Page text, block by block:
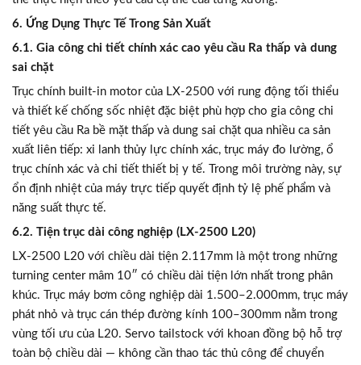
6. Ứng Dụng Thực Tế Trong Sản Xuất
6.1. Gia công chi tiết chính xác cao yêu cầu Ra thấp và dung
sai chặt
Trục chính built-in motor của LX-2500 với rung động tối thiểu
và thiết kế chống sốc nhiệt đặc biệt phù hợp cho gia công chi
tiết yêu cầu Ra bề mặt thấp và dung sai chặt qua nhiều ca sản
xuất liên tiếp: xi lanh thủy lực chính xác, trục máy đo lường, ổ
trục chính xác và chi tiết thiết bị y tế. Trong môi trường này, sự
ổn định nhiệt của máy trực tiếp quyết định tỷ lệ phế phẩm và
năng suất thực tế.
6.2. Tiện trục dài công nghiệp (LX-2500 L20)
LX-2500 L20 với chiều dài tiện 2.117mm là một trong những
turning center mâm 10″ có chiều dài tiện lớn nhất trong phân
khúc. Trục máy bơm công nghiệp dài 1.500–2.000mm, trục máy
phát nhỏ và trục cán thép đường kính 100–300mm nằm trong
vùng tối ưu của L20. Servo tailstock với khoan đồng bộ hỗ trợ
toàn bộ chiều dài — không cần thao tác thủ công để chuyển